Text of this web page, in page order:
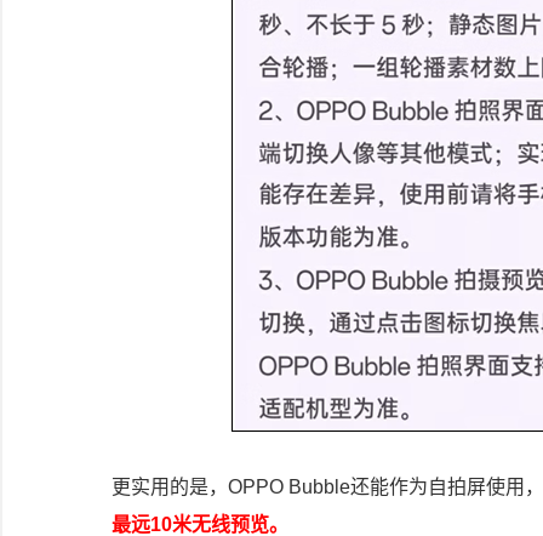
更实用的是，OPPO Bubble还能作为自拍屏使用，
最远10米无线预览。